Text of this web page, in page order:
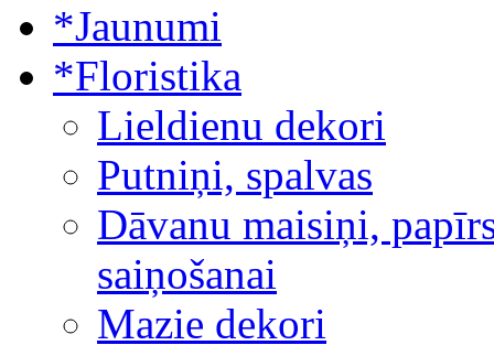
*Jaunumi
*Floristika
Lieldienu dekori
Putniņi, spalvas
Dāvanu maisiņi,
saiņošanai
Mazie dekori